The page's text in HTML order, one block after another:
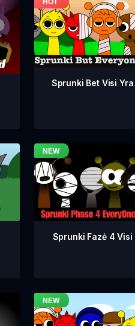
Sprunki Bet Visi Yra
Sprunki Fazė 4 Visi